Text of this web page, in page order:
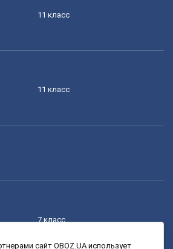
11 класс
11 класс
7 класс
сайт OBOZ.UA использует